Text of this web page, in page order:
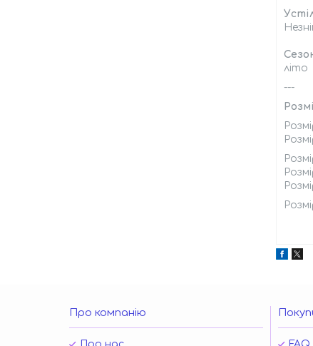
літо
---
Про компанію